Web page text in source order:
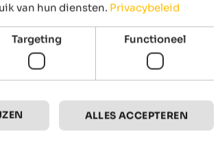
van hun diensten. Privacybeleid
Targeting Functioneel
ALLES ACCEPTEREN